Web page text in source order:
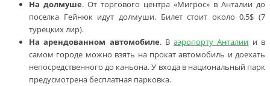
На долмуше. От торгового центра «Мигрос» в Анталии до
поселка Гейнюк идут долмуши. Билет стоит около 0,5$ (7
турецких лир).
На арендованном автомобиле. Ваэропорту Анталии и в
самом городе можно взять на прокат автомобиль и доехать
непосредственного до каньона. У входа в национальный парк
предусмотрена бесплатная парковка.